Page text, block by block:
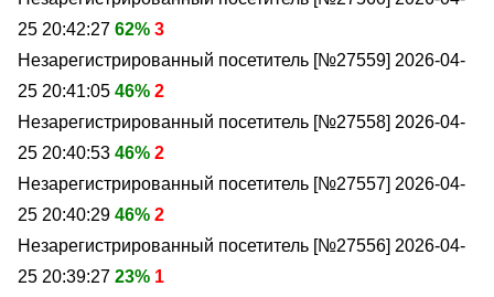
25 20:42:27 62% 3
Незарегистрированный посетитель [№27559] 2026-04-
25 20:41:05 46% 2
Незарегистрированный посетитель [№27558] 2026-04-
25 20:40:53 46% 2
Незарегистрированный посетитель [№27557] 2026-04-
25 20:40:29 46% 2
Незарегистрированный посетитель [№27556] 2026-04-
25 20:39:27 23% 1